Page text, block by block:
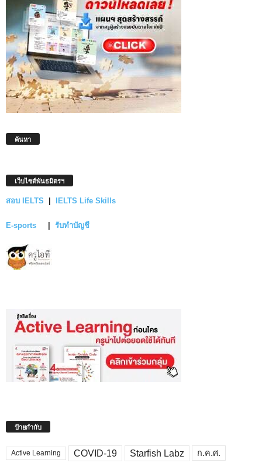
ค้นหา
เว็บไซต์พันธมิตรฯ
สอบ IELTS IELTS Life Skills
E-sports รับทำบัญชี
ป้ายกำกับ
Active Learning COVID-19 Starfish Labz ก.ค.ศ.